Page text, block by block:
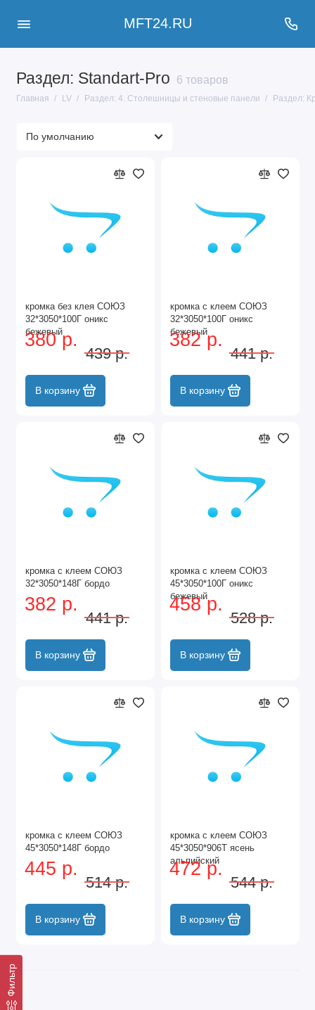
MFT24.RU
Раздел: Standart-Pro 6 товаров
Главная LV Раздел: 4. Столешницы и стеновые панели Раздел:
Фильтр
кромка без клея СОЮЗ
32*3050*100Г оникс
бежевый
380 р.
439 р.
В корзину
кромка с клеем СОЮЗ
32*3050*100Г оникс
бежевый
382 р.
441 р.
В корзину
кромка с клеем СОЮЗ
32*3050*148Г бордо
382 р.
441 р.
В корзину
кромка с клеем СОЮЗ
45*3050*100Г оникс
бежевый
458 р.
528 р.
В корзину
кромка с клеем СОЮЗ
45*3050*148Г бордо
445 р.
514 р.
В корзину
кромка с клеем СОЮЗ
45*3050*906Т ясень
альпийский
472 р.
544 р.
В корзину